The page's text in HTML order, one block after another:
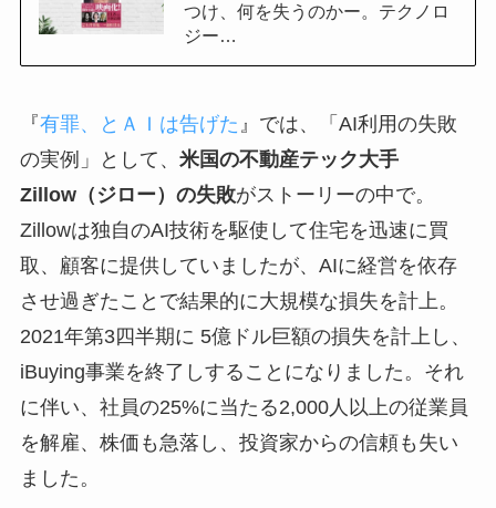
つけ、何を失うのかー。テクノロ
ジー…
『有罪、とＡＩは告げた 』では、「AI利用の失敗
の実例」として、 米国の不動産テック大手
Zillow（ジロー）の失敗がストーリーの中で。
Zillowは独自のAI技術を駆使して住宅を迅速に買
取、顧客に提供していましたが、AIに経営を依存
させ過ぎたことで結果的に大規模な損失を計上。
2021年第3四半期に 5億ドル巨額の損失を計上し、
iBuying事業を終了しすることになりました。それ
に伴い、社員の25%に当たる2,000人以上の従業員
を解雇、株価も急落し、投資家からの信頼も失い
ました。